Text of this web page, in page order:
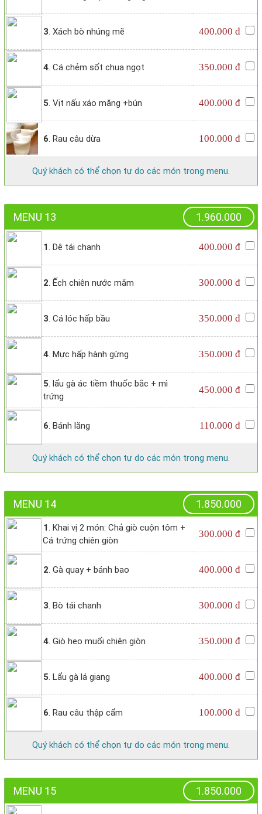
3. Xách bò nhúng mẽ 400.000 đ
4. Cá chẻm sốt chua ngọt 350.000 đ
5. Vịt nấu xáo măng +bún 400.000 đ
6. Rau câu dừa 100.000 đ
Quý khách có thể chọn tự do các món trong menu.
MENU 13 1.960.000
1. Dê tái chanh 400.000 đ
2. Ếch chiên nước mắm 300.000 đ
3. Cá lóc hấp bầu 350.000 đ
4. Mực hấp hành gừng 350.000 đ
5. lẩu gà ác tiềm thuốc bắc + mì
trứng
450.000 đ
6. Bánh lăng 110.000 đ
Quý khách có thể chọn tự do các món trong menu.
MENU 14 1.850.000
1. Khai vị 2 món: Chả giò cuộn tôm +
Cá trứng chiên giòn
300.000 đ
2. Gà quay + bánh bao 400.000 đ
3. Bò tái chanh 300.000 đ
4. Giò heo muối chiên giòn 350.000 đ
5. Lẩu gà lá giang 400.000 đ
6. Rau câu thập cẩm 100.000 đ
Quý khách có thể chọn tự do các món trong menu.
MENU 15 1.850.000